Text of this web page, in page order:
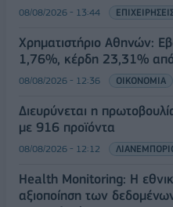
08/08/2026 - 13:44
Χρηματιστήριο Αθηνών:
1,76%, κέρδη 23,31% από
08/08/2026 - 12:36 ΟΙΚΟΝΟΜΙΑ
Διευρύνεται η
με 916 προϊόντα
08/08/2026 - 12:12
Health Monitoring: Η
αξιοποίηση των